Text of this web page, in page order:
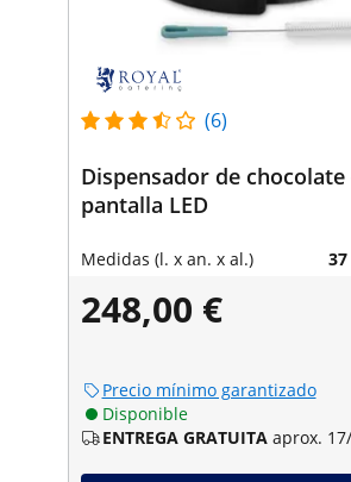
(6)
Dispensador de
pantalla LED
Medidas (l. x an. x al.)
248,00 €
Precio mínimo garantizado
Disponible
ENTREGA GRATUITA aprox.